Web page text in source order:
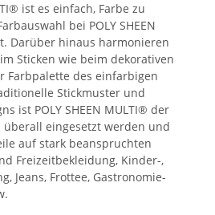
ist es einfach, Farbe zu
bei POLY SHEEN
Darüber hinaus harmonieren
Sticken wie beim dekorativen
Farbpalette des einfarbigen
Stickmuster und
ist POLY SHEEN MULTI® der
überall eingesetzt werden und
auf stark beanspruchten
Freizeitbekleidung, Kinder-,
Jeans, Frottee, Gastronomie-